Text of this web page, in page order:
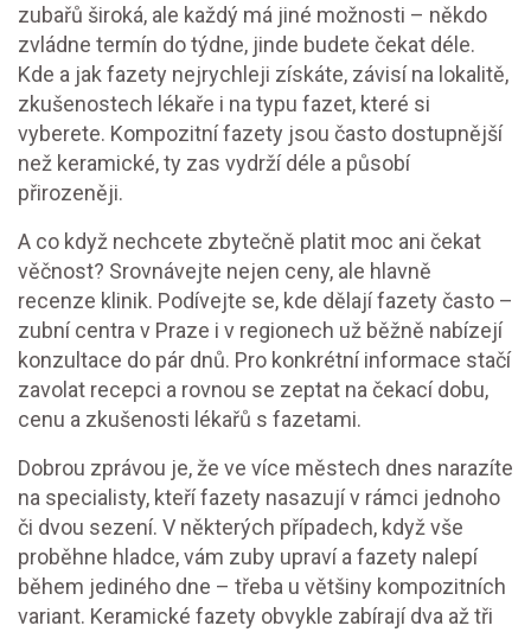
zubařů široká, ale každý má jiné možnosti – někdo
zvládne termín do týdne, jinde budete čekat déle.
Kde a jak fazety nejrychleji získáte, závisí na lokalitě,
zkušenostech lékaře i na typu fazet, které si
vyberete. Kompozitní fazety jsou často dostupnější
než keramické, ty zas vydrží déle a působí
přirozeněji.
A co když nechcete zbytečně platit moc ani čekat
věčnost? Srovnávejte nejen ceny, ale hlavně
recenze klinik. Podívejte se, kde dělají fazety často –
zubní centra v Praze i v regionech už běžně nabízejí
konzultace do pár dnů. Pro konkrétní informace stačí
zavolat recepci a rovnou se zeptat na čekací dobu,
cenu a zkušenosti lékařů s fazetami.
Dobrou zprávou je, že ve více městech dnes narazíte
na specialisty, kteří fazety nasazují v rámci jednoho
či dvou sezení. V některých případech, když vše
proběhne hladce, vám zuby upraví a fazety nalepí
během jediného dne – třeba u většiny kompozitních
variant. Keramické fazety obvykle zabírají dva až tři